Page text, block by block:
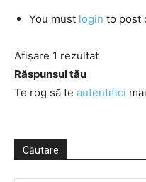
You must login to post
Afișare 1 rezultat
Răspunsul tău
Te rog să te autentifici
Căutare